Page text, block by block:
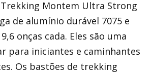
Trekking Montem Ultra Strong
de alumínio durável 7075 e
onças cada. Eles são uma
para iniciantes e caminhantes
Os bastões de trekking